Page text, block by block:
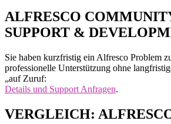
der
Beiträge
ALFRESCO
SUPPORT &
Sie haben kurzfristig ein Alfresco Problem
professionelle Unterstützung ohne
„auf Zuruf:
Details und Support Anfragen.
VERGLEICH: